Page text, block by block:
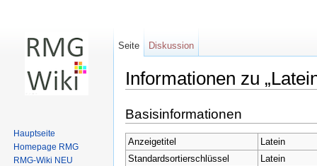
Informationen zu
Basisinformationen
Anzeigetitel
Latein
Standardsortierschlüssel
Latein
Seite Diskussion
Hauptseite
Homepage RMG
RMG-Wiki NEU